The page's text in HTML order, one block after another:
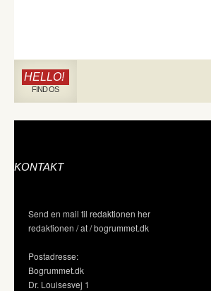
HELLO!
FIND OS
KONTAKT
Send en mail til redaktionen her
redaktionen / at / bogrummet.dk
Postadresse:
Bogrummet.dk
Dr. Louisesvej 1